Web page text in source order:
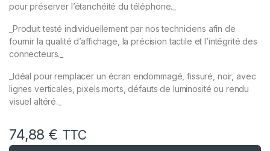
pour préserver l’étanchéité du téléphone._
_Produit testé individuellement par nos techniciens afin de
fournir la qualité d’affichage, la précision tactile et l’intégrité des
connecteurs._
_Idéal pour remplacer un écran endommagé, fissuré, noir, avec
lignes verticales, pixels morts, défauts de luminosité ou rendu
visuel altéré._
74,88 € TTC